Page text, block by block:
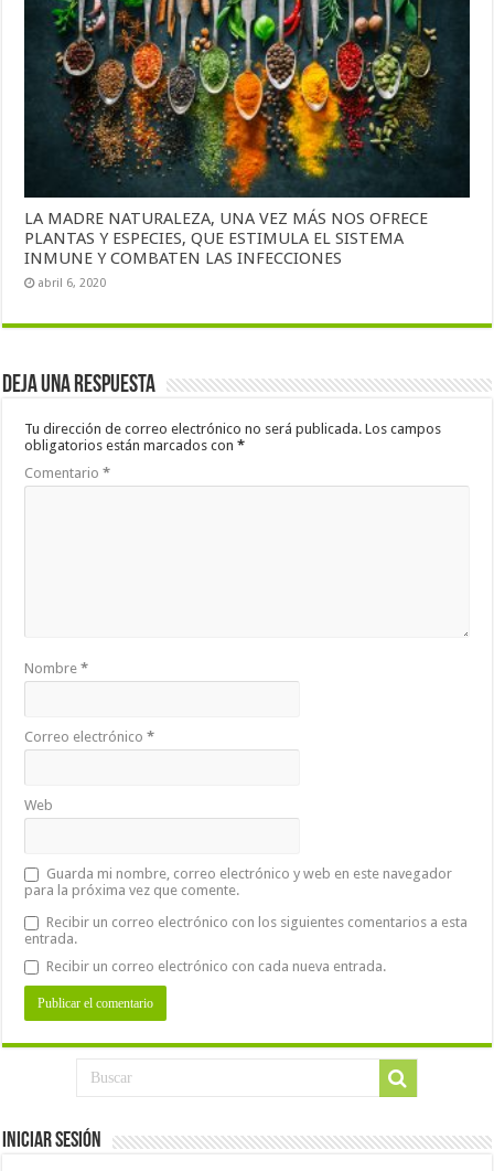
LA MADRE NATURALEZA, UNA VEZ MÁS NOS OFRECE
PLANTAS Y ESPECIES, QUE ESTIMULA EL SISTEMA
INMUNE Y COMBATEN LAS INFECCIONES
abril 6, 2020
Deja una respuesta
Tu dirección de correo electrónico no será publicada. Los campos
obligatorios están marcados con*
Comentario*
Nombre*
Correo electrónico*
Web
Guarda mi nombre, correo electrónico y web en este navegador
para la próxima vez que comente.
Recibir un correo electrónico con los siguientes comentarios a esta
entrada.
Recibir un correo electrónico con cada nueva entrada.
Iniciar Sesión